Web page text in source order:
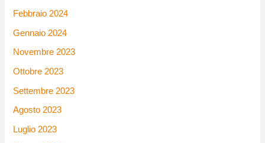
Febbraio 2024
Gennaio 2024
Novembre 2023
Ottobre 2023
Settembre 2023
Agosto 2023
Luglio 2023